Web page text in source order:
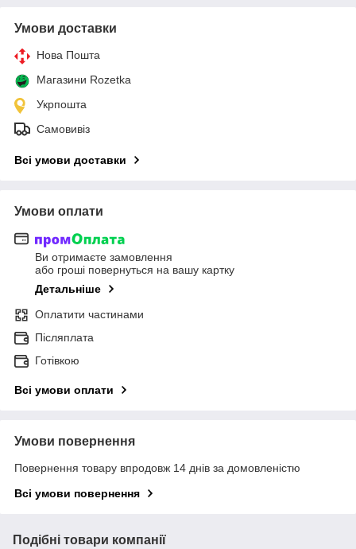
Умови доставки
Нова Пошта
Магазини Rozetka
Укрпошта
Самовивіз
Всі умови доставки
Умови оплати
Ви отримаєте замовлення
або гроші повернуться на вашу картку
Детальніше
Оплатити частинами
Післяплата
Готівкою
Всі умови оплати
Умови повернення
Повернення товару впродовж 14 днів за домовленістю
Всі умови повернення
Подібні товари компанії